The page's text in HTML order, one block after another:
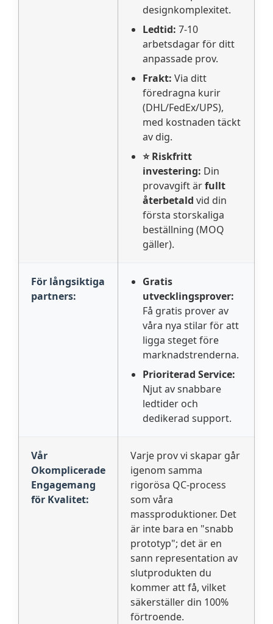
designkomplexitet.
Ledtid: 7-10
arbetsdagar för ditt
anpassade prov.
Frakt: Via ditt
föredragna kurir
(DHL/FedEx/UPS),
med kostnaden täckt
av dig.
⭐ Riskfritt
investering: Din
provavgift ärfullt
återbetald vid din
första storskaliga
beställning (MOQ
gäller).
För långsiktiga
partners:
Gratis
utvecklingsprover:
Få gratis prover av
våra nya stilar för att
ligga steget före
marknadstrenderna.
Prioriterad Service:
Njut av snabbare
ledtider och
dedikerad support.
Vår
Okomplicerade
Engagemang
för Kvalitet:
Varje prov vi skapar går
igenom samma
rigorösa QC-process
som våra
massproduktioner. Det
är inte bara en "snabb
prototyp"; det är en
sann representation av
slutprodukten du
kommer att få, vilket
säkerställer din 100%
förtroende.